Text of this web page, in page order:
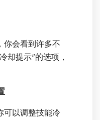
你会看到许多不
却提示”的选项，
可以调整技能冷